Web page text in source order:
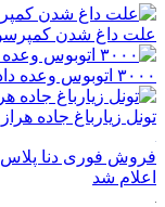
علت داغ شدن
۳۰۰۰ اتوبوس وعده داده شده هنوز وارد طرح اربعین نشده است
تونل زیارباغ جاده
فروش فوری دنا پلاس
اعلام شد